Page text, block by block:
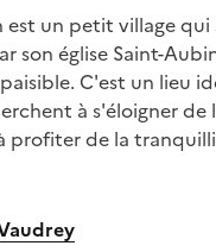
est un petit village qui
son église Saint-
C'est un lieu
à s'éloigner
profiter de la